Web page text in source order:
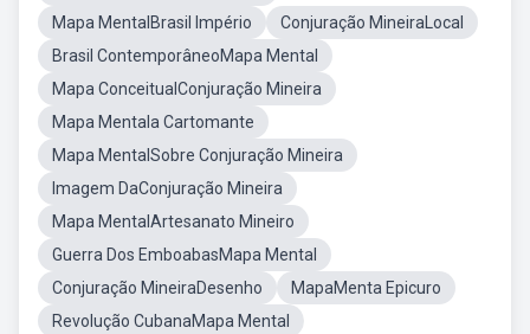
Mapa MentalBrasil Império
Conjuração MineiraLocal
Brasil ContemporâneoMapa Mental
Mapa ConceitualConjuração Mineira
Mapa Mentala Cartomante
Mapa MentalSobre Conjuração Mineira
Imagem DaConjuração Mineira
Mapa MentalArtesanato Mineiro
Guerra Dos EmboabasMapa Mental
Conjuração MineiraDesenho
MapaMenta Epicuro
Revolução CubanaMapa Mental